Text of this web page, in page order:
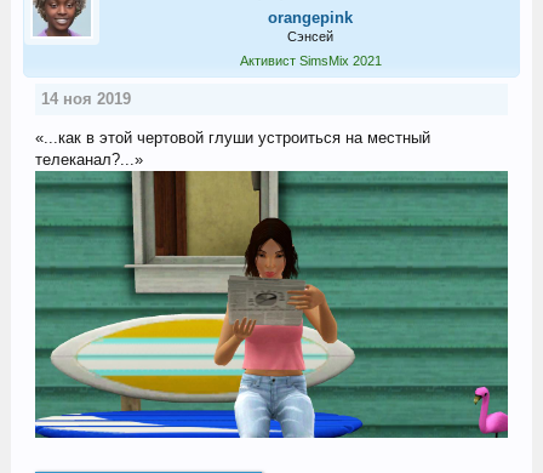
orangepink
Сэнсей
Активист SimsMix 2021
14 ноя 2019
«...как в этой чертовой глуши устроиться на местный
телеканал?...»